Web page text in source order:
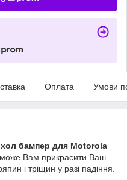
Оплата Умови
бампер для Motorola
Вам прикрасити Ваш
і тріщин у разі падіння.